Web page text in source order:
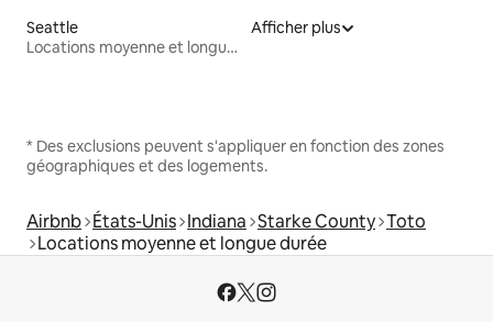
Seattle
Locations moyenne et longue durée
Afficher plus
* Des exclusions peuvent s'appliquer en fonction des zones
géographiques et des logements.
Airbnb États-Unis Indiana Starke County Toto
Locations moyenne et longue durée